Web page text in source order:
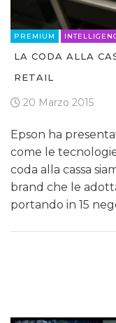
PREMIUM
LA CODA ALLA
RETAIL
20 Marzo 2015
Epson ha
come le
coda alla cassa
brand che le
portando in 15